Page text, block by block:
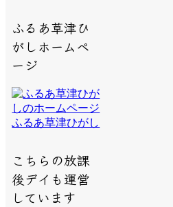
ふるあ草津ひ
がしホームペ
ージ
ふるあ草津ひがし
こちらの放課
後デイも運営
しています